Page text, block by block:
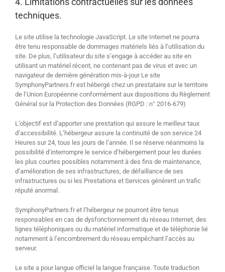
techniques.
Le site utilise la technologie JavaScript. Le site Internet ne pourra
être tenu responsable de dommages matériels liés à l’utilisation du
site. De plus, l’utilisateur du site s’engage à accéder au site en
utilisant un matériel récent, ne contenant pas de virus et avec un
navigateur de dernière génération mis-à-jour Le site
SymphonyPartners.fr est hébergé chez un prestataire sur le territoire
de l’Union Européenne conformément aux dispositions du Règlement
Général sur la Protection des Données (RGPD : n° 2016-679)
L’objectif est d’apporter une prestation qui assure le meilleur taux
d’accessibilité. L’hébergeur assure la continuité de son service 24
Heures sur 24, tous les jours de l’année. Il se réserve néanmoins la
possibilité d’interrompre le service d’hébergement pour les durées
les plus courtes possibles notamment à des fins de maintenance,
d’amélioration de ses infrastructures, de défaillance de ses
infrastructures ou si les Prestations et Services génèrent un trafic
réputé anormal.
SymphonyPartners.fr et l’hébergeur ne pourront être tenus
responsables en cas de dysfonctionnement du réseau Internet, des
lignes téléphoniques ou du matériel informatique et de téléphonie lié
notamment à l’encombrement du réseau empêchant l’accès au
serveur.
Le site a pour langue officiel la langue française. Toute traduction